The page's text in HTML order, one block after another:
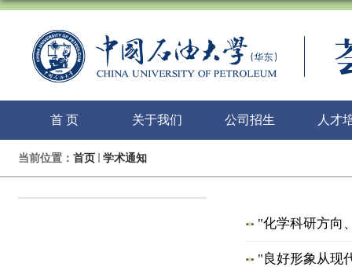
首 页 关于我们 公司招生 人才
当前位置： 首页 学术通知
"化学科研方向
"良好形象从现